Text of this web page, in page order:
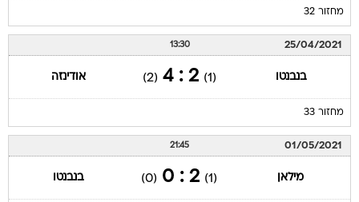
מחזור 32
25/04/2021
13:30
בנבנטו (1)
2 : 4
(2) אודינזה
מחזור 33
01/05/2021
21:45
מילאן (1)
2 : 0
(0) בנבנטו